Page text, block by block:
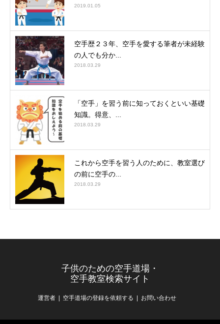
2019.01.05
空手歴２３年、空手を愛する筆者が未経験
の人でも分か...
2018.03.29
「空手」を習う前に知っておくといい基礎
知識。得意、...
2018.03.29
これから空手を習う人のために、教室選び
の前に空手の...
2018.03.29
子供のための空手道場・
空手教室検索サイト
運営者 空手道場の登録を依頼する お問い合わせ